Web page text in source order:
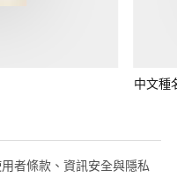
中文種
者條款、資訊安全與隱私